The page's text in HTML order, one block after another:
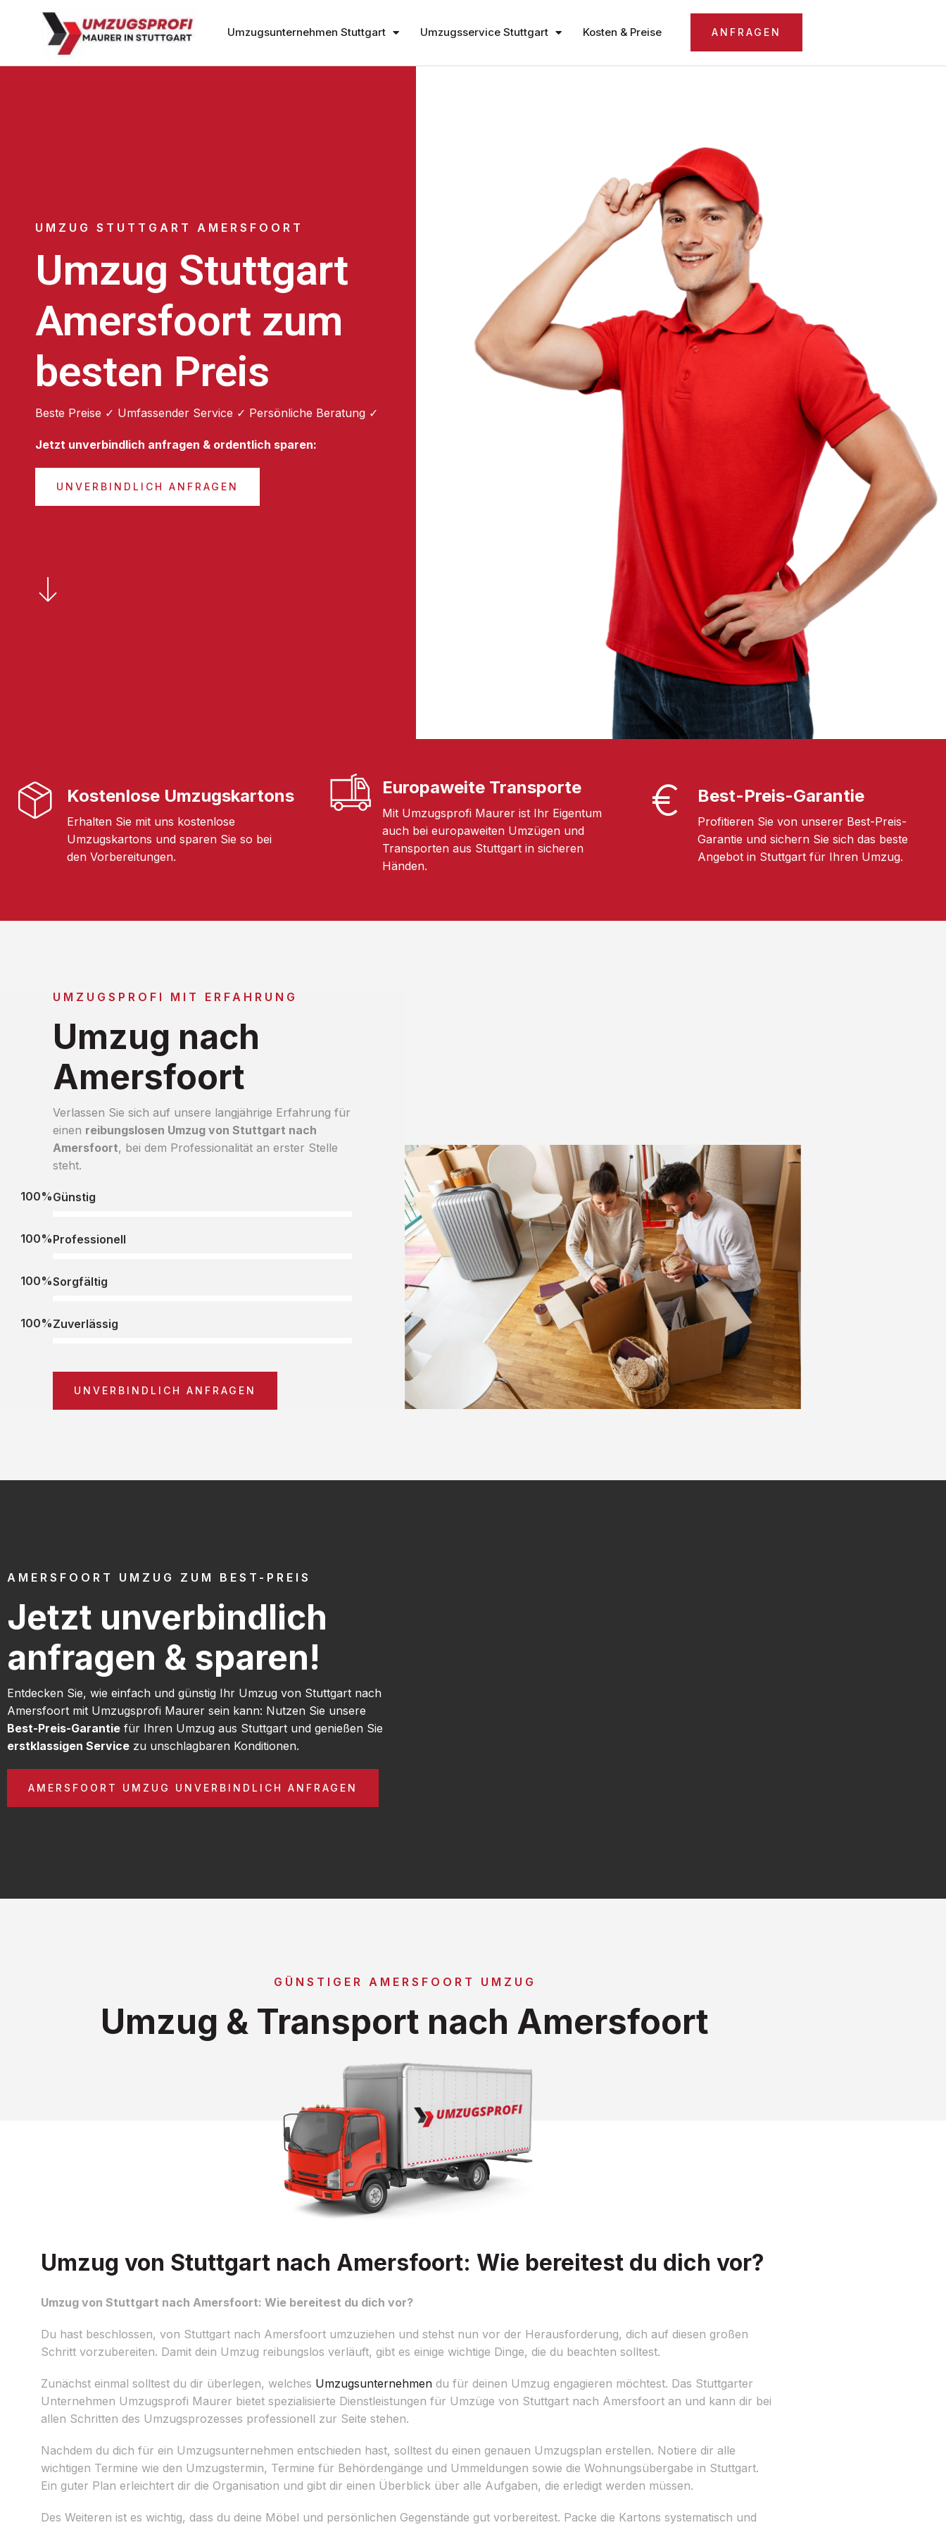
Umzugsunternehmen Stuttgart Umzugsservice Stuttgart Kosten & Preise ANFRAGEN
UMZUG STUTTGART AMERSFOORT
Umzug Stuttgart
Amersfoort zum
besten Preis
Beste Preise ✓ Umfassender Service ✓ Persönliche Beratung ✓
Jetzt unverbindlich anfragen & ordentlich sparen:
UNVERBINDLICH ANFRAGEN
Kostenlose Umzugskartons
Erhalten Sie mit uns kostenlose
Umzugskartons und sparen Sie so bei
den Vorbereitungen.
Europaweite Transporte
Mit Umzugsprofi Maurer ist Ihr Eigentum
auch bei europaweiten Umzügen und
Transporten aus Stuttgart in sicheren
Händen.
Best-Preis-Garantie
Profitieren Sie von unserer Best-Preis-
Garantie und sichern Sie sich das beste
Angebot in Stuttgart für Ihren Umzug.
UMZUGSPROFI MIT ERFAHRUNG
Umzug nach
Amersfoort
Verlassen Sie sich auf unsere langjährige Erfahrung für
einen reibungslosen Umzug von Stuttgart nach
Amersfoort, bei dem Professionalität an erster Stelle
steht.
Günstig
100%
Professionell
100%
Sorgfältig
100%
Zuverlässig
100%
UNVERBINDLICH ANFRAGEN
AMERSFOORT UMZUG ZUM BEST-PREIS
Jetzt unverbindlich
anfragen & sparen!
Entdecken Sie, wie einfach und günstig Ihr Umzug von Stuttgart nach
Amersfoort mit Umzugsprofi Maurer sein kann: Nutzen Sie unsere
Best-Preis-Garantie für Ihren Umzug aus Stuttgart und genießen Sie
erstklassigen Service zu unschlagbaren Konditionen.
AMERSFOORT UMZUG UNVERBINDLICH ANFRAGEN
GÜNSTIGER AMERSFOORT UMZUG
Umzug & Transport nach Amersfoort
Umzug von Stuttgart nach Amersfoort: Wie bereitest du dich vor?
Umzug von Stuttgart nach Amersfoort: Wie bereitest du dich vor?
Du hast beschlossen, von Stuttgart nach Amersfoort umzuziehen und stehst nun vor der Herausforderung, dich auf diesen großen
Schritt vorzubereiten. Damit dein Umzug reibungslos verläuft, gibt es einige wichtige Dinge, die du beachten solltest.
Zunächst einmal solltest du dir überlegen, welches Umzugsunternehmen du für deinen Umzug engagieren möchtest. Das Stuttgarter
Unternehmen Umzugsprofi Maurer bietet spezialisierte Dienstleistungen für Umzüge von Stuttgart nach Amersfoort an und kann dir bei
allen Schritten des Umzugsprozesses professionell zur Seite stehen.
Nachdem du dich für ein Umzugsunternehmen entschieden hast, solltest du einen genauen Umzugsplan erstellen. Notiere dir alle
wichtigen Termine wie den Umzugstermin, Termine für Behördengänge und Ummeldungen sowie die Wohnungsübergabe in Stuttgart.
Ein guter Plan erleichtert dir die Organisation und gibt dir einen Überblick über alle Aufgaben, die erledigt werden müssen.
Des Weiteren ist es wichtig, dass du deine Möbel und persönlichen Gegenstände gut vorbereitest. Packe die Kartons systematisch und